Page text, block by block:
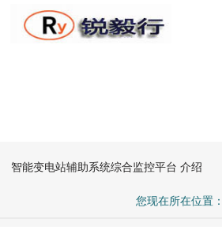
智能变电站辅助系统综合监控平台 介绍
您现在所在位置：